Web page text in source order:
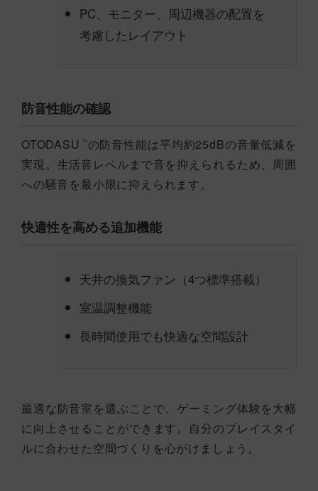
PC、モニター、周辺機器の配置を
考慮したレイアウト
防音性能の確認
OTODASU ™の防音性能は平均約25dBの音量低減を
実現。生活音レベルまで音を抑えられるため、周囲
への騒音を最小限に抑えられます。
快適性を高める追加機能
天井の換気ファン（4つ標準搭載）
室温調整機能
長時間使用でも快適な空間設計
最適な防音室を選ぶことで、ゲーミング体験を大幅
に向上させることができます。自分のプレイスタイ
ルに合わせた空間づくりを心がけましょう。